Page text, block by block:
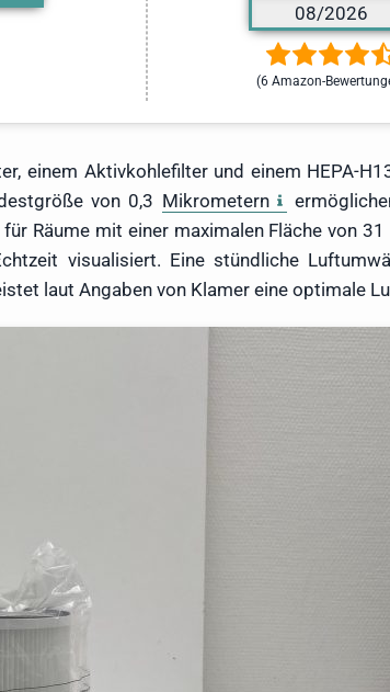
08/2026
(6 Amazon-
einem Aktivkohlefilter und einem HEPA-
von 0,3 Mikrometern
Räume mit einer maximalen Fläche von
visualisiert. Eine stündliche
laut Angaben von Klamer eine optimale